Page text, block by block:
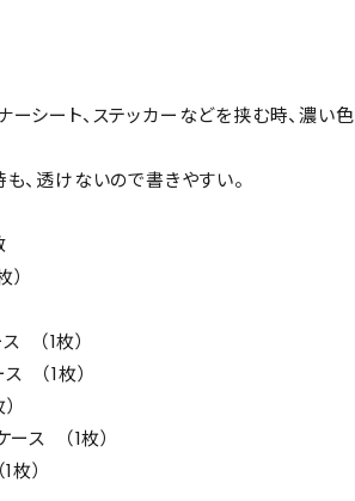
ーシート、ステッカーなどを挟む時、濃い
、透けないので書きやすい。
（1枚）
（1枚）
ス （1枚）
）